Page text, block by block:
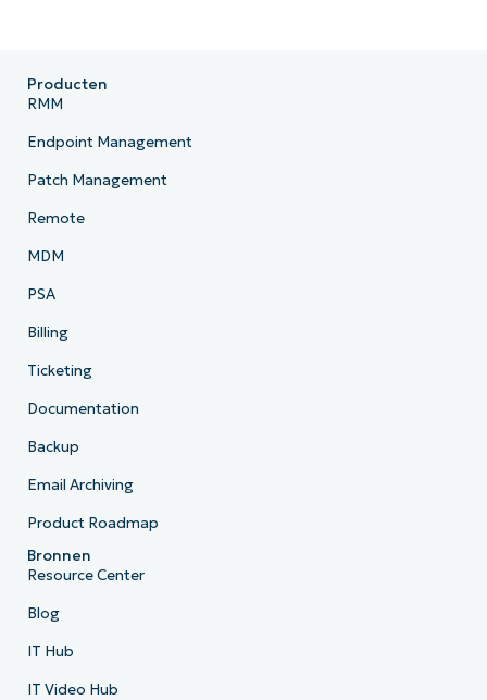
Producten
RMM
Endpoint Management
Patch Management
Remote
MDM
PSA
Billing
Ticketing
Documentation
Backup
Email Archiving
Product Roadmap
Bronnen
Resource Center
Blog
IT Hub
IT Video Hub